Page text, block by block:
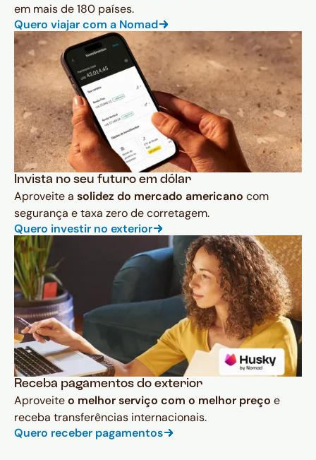
em mais de 180 países.
Quero viajar com a Nomad
Invista no seu futuro em dólar
Aproveite a solidez do mercado americano com
segurança e taxa zero de corretagem.
Quero investir no exterior
Receba pagamentos do exterior
Aproveiteo melhor serviço com o melhor preço e
receba transferências internacionais.
Quero receber pagamentos